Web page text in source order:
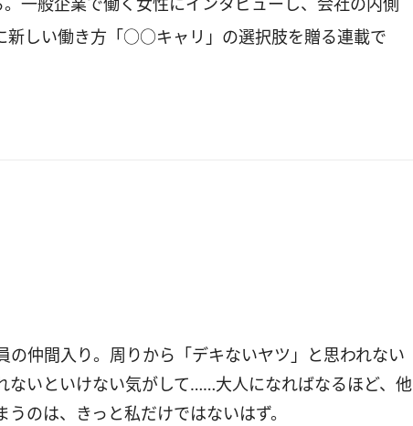
新しい働き方「○○キャリ」の選択肢を贈る連載で
の仲間入り。周りから「デキないヤツ」と思われない
ないといけない気がして……大人になればなるほど、他
のは、きっと私だけではないはず。